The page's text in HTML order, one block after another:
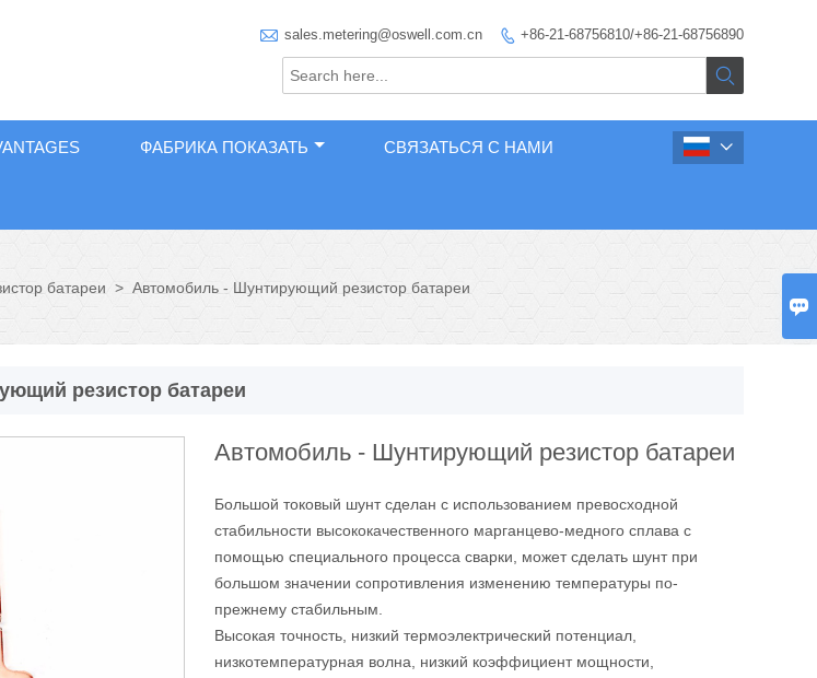

 sales.metering@oswell.com.cn  +86-21-68756810/+86-21-68756890

ФАБРИКА ПОКАЗАТЬ СВЯЗАТЬСЯ С НАМИ 
батареи > Автомобиль - Шунтирующий резистор батареи
резистор батареи
Автомобиль - Шунтирующий резистор батареи
Большой токовый шунт сделан с использованием превосходной
стабильности высококачественного марганцево-медного сплава с
помощью специального процесса сварки, может сделать шунт при
большом значении сопротивления изменению температуры по-
прежнему стабильным.
Высокая точность, низкий термоэлектрический потенциал,
низкотемпературная волна, низкий коэффициент мощности,